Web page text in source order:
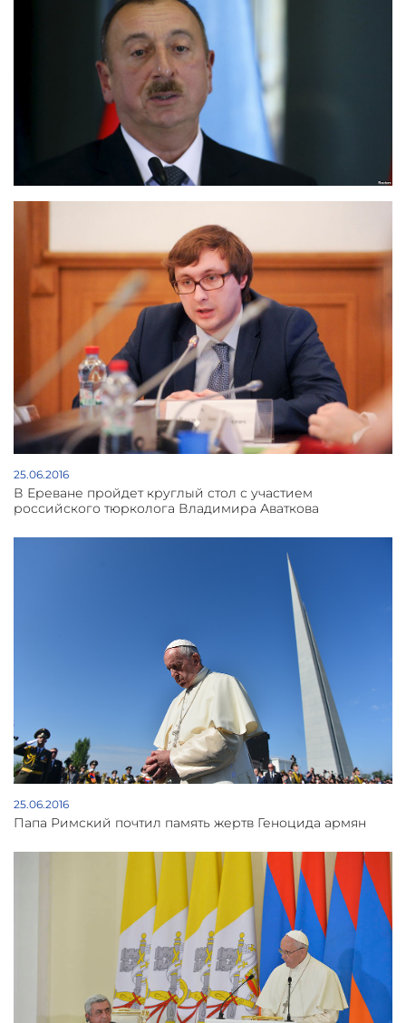
25.06.2016
В Ереване пройдет круглый стол с участием
российского тюрколога Владимира Аваткова
25.06.2016
Папа Римский почтил память жертв Геноцида армян